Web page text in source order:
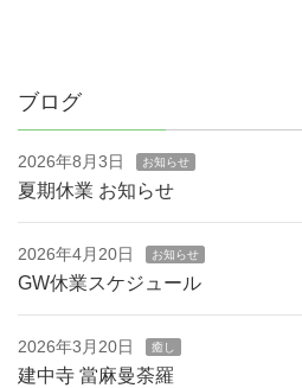
ブログ
2026年8月3日 お知らせ
夏期休業 お知らせ
2026年4月20日 お知らせ
GW休業スケジュール
2026年3月20日 癒し
建中寺 當麻曼荼羅